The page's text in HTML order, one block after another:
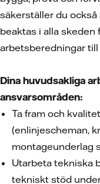
säkerställer du
beaktas i alla skeden
arbetsberedningar
Dina huvudsakliga
ansvarsområden:
Ta fram och
(enlinjescheman,
montageunderlag
Utarbeta tekniska
tekniskt stöd